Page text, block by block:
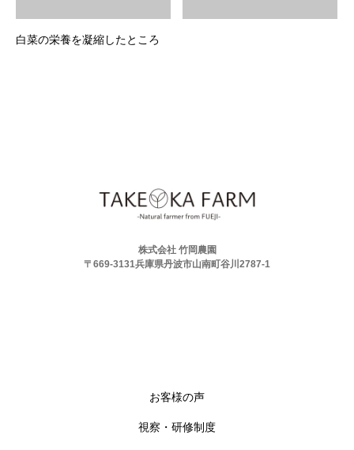
白菜の栄養を凝縮したところ
株式会社 竹岡農園
〒669-3131兵庫県丹波市山南町谷川2787-1
お客様の声
視察・研修制度